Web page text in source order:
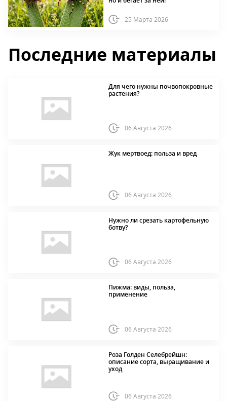
25 Марта 2026
Последние материалы
Для чего нужны почвопокровные
растения?
06 Августа 2026
Жук мертвоед: польза и вред
06 Августа 2026
Нужно ли срезать картофельную
ботву?
06 Августа 2026
Пижма: виды, польза,
применение
06 Августа 2026
Роза Голден Селебрейшн:
описание сорта, выращивание и
уход
06 Августа 2026